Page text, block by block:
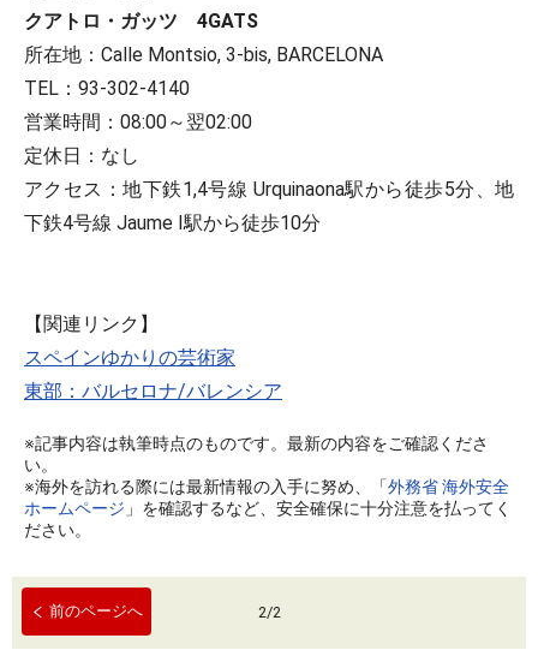
クアトロ・ガッツ 4GATS
所在地：Calle Montsio, 3-bis, BARCELONA
TEL：93-302-4140
営業時間：08:00～翌02:00
定休日：なし
アクセス：地下鉄1,4号線 Urquinaona駅から徒歩5分、地
下鉄4号線 Jaume I駅から徒歩10分
【関連リンク】
スペインゆかりの芸術家
東部：バルセロナ/バレンシア
※記事内容は執筆時点のものです。最新の内容をご確認くださ
い。
※海外を訪れる際には最新情報の入手に努め、「外務省 海外安全
ホームページ 」を確認するなど、安全確保に十分注意を払ってく
ださい。
前のページへ 2/2